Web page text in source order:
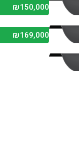
₪150,000
₪169,000